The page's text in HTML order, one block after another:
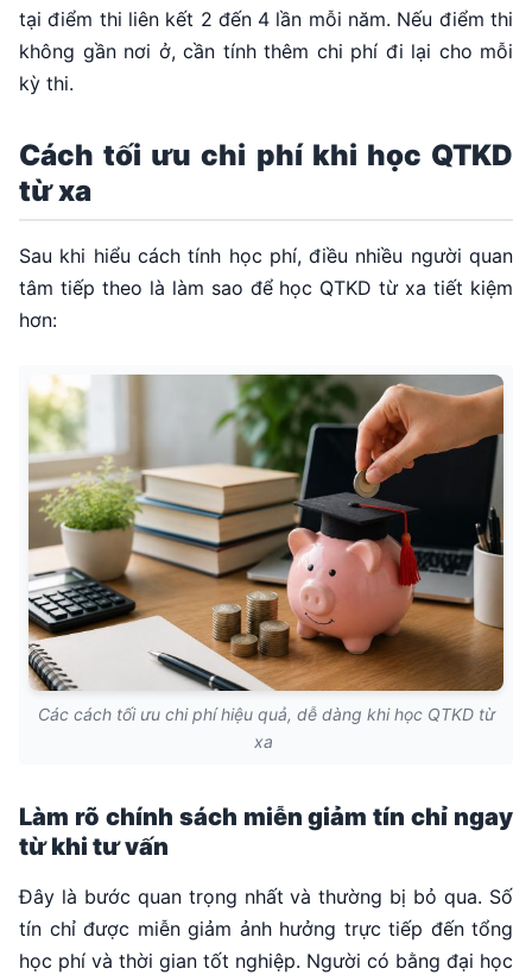
tại điểm thi liên kết 2 đến 4 lần mỗi năm. Nếu điểm thi
không gần nơi ở, cần tính thêm chi phí đi lại cho mỗi
kỳ thi.
Cách tối ưu chi phí khi học QTKD
từ xa
Sau khi hiểu cách tính học phí, điều nhiều người quan
tâm tiếp theo là làm sao để học QTKD từ xa tiết kiệm
hơn:
Các cách tối ưu chi phí hiệu quả, dễ dàng khi học QTKD từ
xa
Làm rõ chính sách miễn giảm tín chỉ ngay
từ khi tư vấn
Đây là bước quan trọng nhất và thường bị bỏ qua. Số
tín chỉ được miễn giảm ảnh hưởng trực tiếp đến tổng
học phí và thời gian tốt nghiệp. Người có bằng đại học